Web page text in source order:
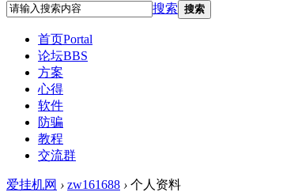
搜索 搜索
首页Portal
论坛BBS
方案
心得
软件
防骗
教程
交流群
爱挂机网 › zw161688 › 个人资料